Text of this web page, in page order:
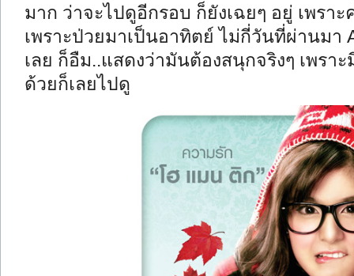
มาก ว่าจะไปดูอีกรอบ ก็ยังเฉยๆ อยู่ เพรา
เพราะป่วยมาเป็นอาทิตย์ ไม่กี่วันที่ผ่านมา
เลย ก็อืม..แสดงว่ามันต้องสนุกจริงๆ เพรา
ด้วยก็เลยไปดู